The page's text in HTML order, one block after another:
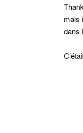
mais
dans